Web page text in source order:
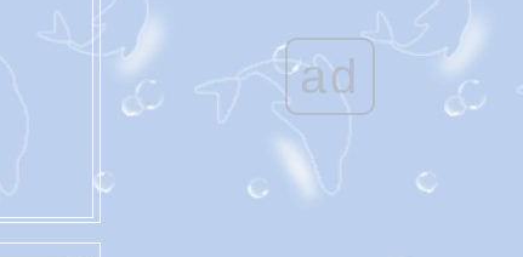
@... งานหนังสือ / นักเขียนกับจิตสำนึกด้าน
^o^... คู่มือลิขสิทธิ์สำหรับนักเขียน ...^o^
@... ชวนกันไปงานหนังสือ ...@
@... สวัสดีปีใหม่จีน ...@
ad